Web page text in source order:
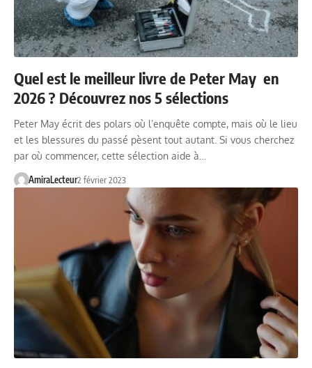
Quel est le meilleur livre de Peter May en
2026 ? Découvrez nos 5 sélections
Peter May écrit des polars où l’enquête compte, mais où le lieu
et les blessures du passé pèsent tout autant. Si vous cherchez
par où commencer, cette sélection aide à…
AmiraLecteur2 février 2023